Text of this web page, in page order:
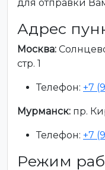
для отправки
Адрес
Москва:
стр. 1
Телефон: +7
Мурманск: пр.
Телефон: +7
Режим